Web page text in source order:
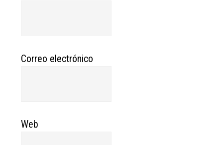
Correo electrónico
Web